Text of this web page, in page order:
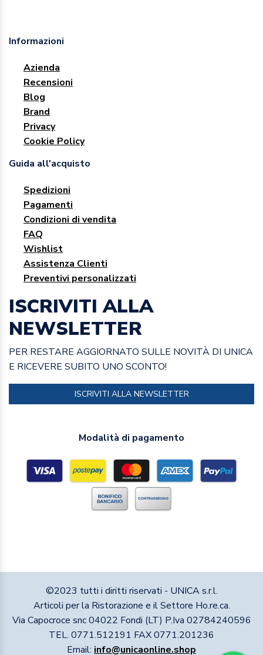
Informazioni
Azienda
Recensioni
Blog
Brand
Privacy
Cookie Policy
Guida all'acquisto
Spedizioni
Pagamenti
Condizioni di vendita
FAQ
Wishlist
Assistenza Clienti
Preventivi personalizzati
ISCRIVITI ALLA
NEWSLETTER
PER RESTARE AGGIORNATO SULLE NOVITÀ DI UNICA
E RICEVERE SUBITO UNO SCONTO!
ISCRIVITI ALLA NEWSLETTER
Modalità di pagamento
©2023 tutti i diritti riservati - UNICA s.r.l.
Articoli per la Ristorazione e il Settore Ho.re.ca.
Via Capocroce snc 04022 Fondi (LT) P.Iva 02784240596
TEL. 0771.512191 FAX 0771.201236
Email: info@unicaonline.shop